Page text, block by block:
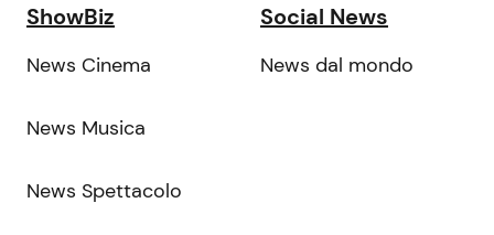
ShowBiz
News Cinema
News Musica
News Spettacolo
Social News
News dal mondo